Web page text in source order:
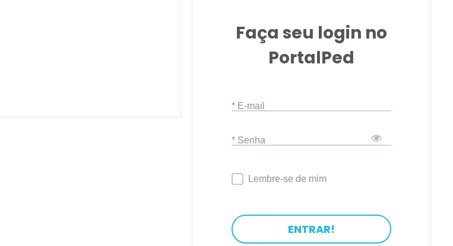
Faça seu login no
PortalPed
* E-mail
* Senha
Lembre-se de mim
ENTRAR!